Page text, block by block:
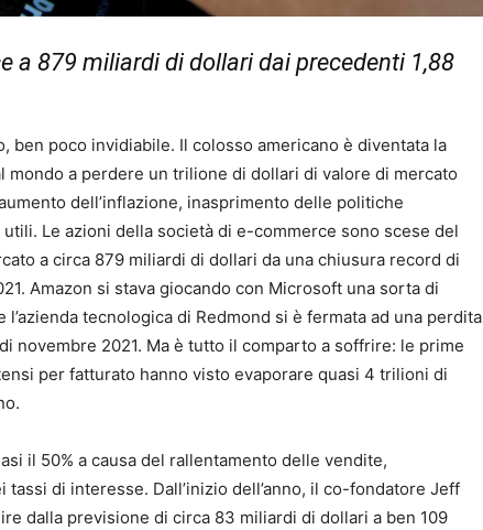
a 879 miliardi di dollari dai precedenti 1,88
ben poco invidiabile. Il colosso americano è diventata la
mondo a perdere un trilione di dollari di valore di mercato
dell’inflazione, inasprimento delle politiche
Le azioni della società di e-commerce sono scese del
a circa 879 miliardi di dollari da una chiusura record di
Amazon si stava giocando con Microsoft una sorta di
tecnologica di Redmond si è fermata ad una perdita
novembre 2021. Ma è tutto il comparto a soffrire: le prime
per fatturato hanno visto evaporare quasi 4 trilioni di
il 50% a causa del rallentamento delle vendite,
tassi di interesse. Dall’inizio dell’anno, il co-fondatore Jeff
dalla previsione di circa 83 miliardi di dollari a ben 109